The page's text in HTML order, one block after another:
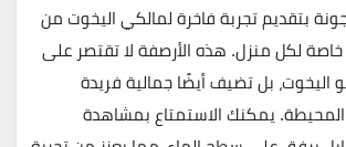
بتقديم تجربة فاخرة لمالكي اليخوت من
خاصة لكل منزل. هذه الأرصفة لا تقتصر على
اليخوت، بل تضيف أيضًا جمالية فريدة
المحيطة. يمكنك الاستمتاع بمشاهدة